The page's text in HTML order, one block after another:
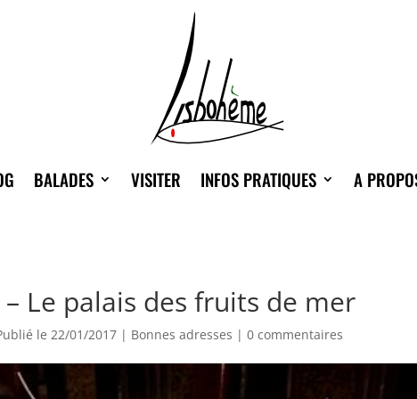
BALADES VISITER INFOS PRATIQUES A
Le palais des fruits de mer
le 22/01/2017 | Bonnes adresses |0 commentaires